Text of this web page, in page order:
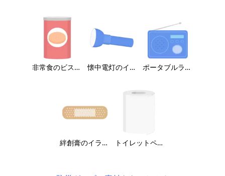
非常食のビスケットのイラスト 懐中電灯のイラスト ポータブルラジオのイラスト
絆創膏のイラスト トイレットペーパーのイラスト